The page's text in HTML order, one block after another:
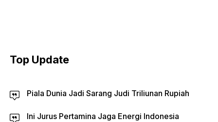
Top Update
Piala Dunia Jadi Sarang Judi Triliunan Rupiah
Ini Jurus Pertamina Jaga Energi Indonesia